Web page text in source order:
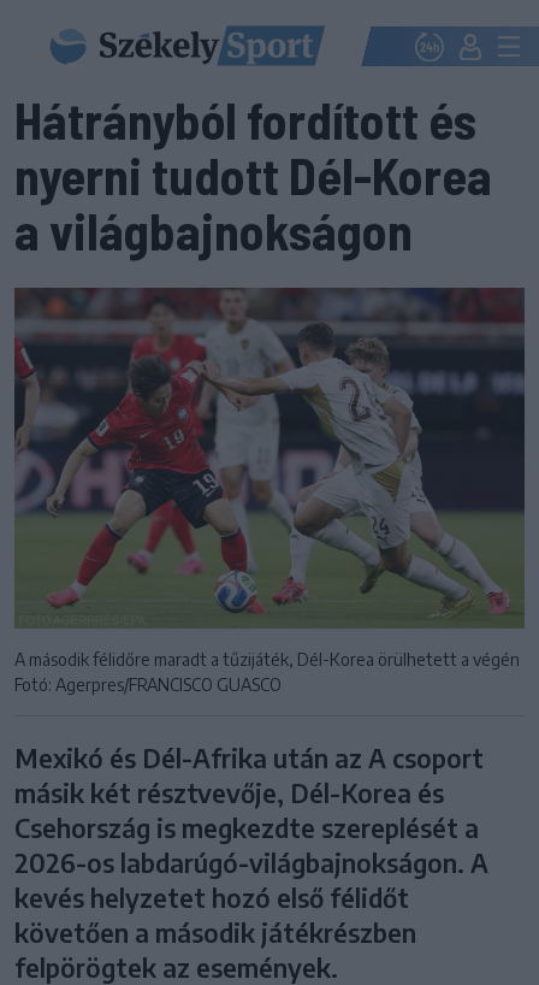
Hátrányból fordított és
nyerni tudott Dél-Korea
a világbajnokságon
A második félidőre maradt a tűzijáték, Dél-Korea örülhetett a végén
Fotó: Agerpres/FRANCISCO GUASCO
Mexikó és Dél-Afrika után az A csoport
másik két résztvevője, Dél-Korea és
Csehország is megkezdte szereplését a
2026-os labdarúgó-világbajnokságon. A
kevés helyzetet hozó első félidőt
követően a második játékrészben
felpörögtek az események.